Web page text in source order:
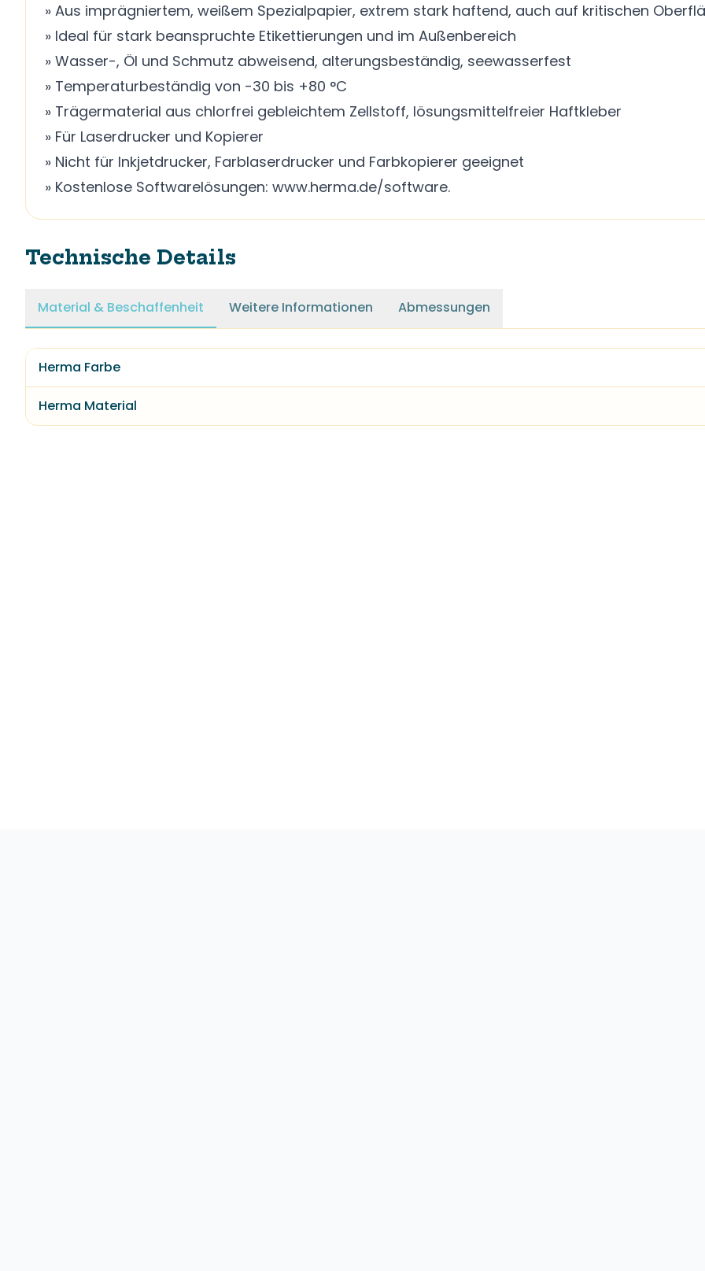
» Aus imprägniertem, weißem Spezialpapier, extrem stark haftend, auch auf kritischen
» Ideal für stark beanspruchte Etikettierungen und im Außenbereich
» Wasser-, Öl und Schmutz abweisend, alterungsbeständig, seewasserfest
» Temperaturbeständig von -30 bis +80 °C
» Trägermaterial aus chlorfrei gebleichtem Zellstoff, lösungsmittelfreier Haftkleber
» Für Laserdrucker und Kopierer
» Nicht für Inkjetdrucker, Farblaserdrucker und Farbkopierer geeignet
» Kostenlose Softwarelösungen: www.herma.de/software.
Technische Details
Material & Beschaffenheit Weitere Informationen Abmessungen
Herma Farbe
Herma Material